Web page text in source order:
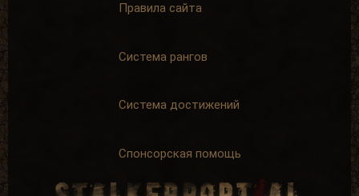
Правила сайта
Система рангов
Система достижений
Спонсорская помощь